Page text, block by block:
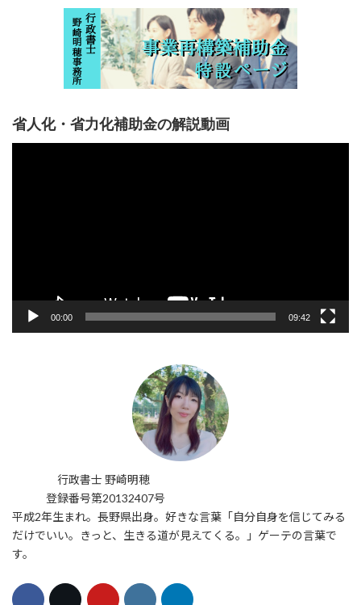
省人化・省力化補助金の解説動画
00:00 09:42
行政書士 野崎明穂
登録番号第20132407号
平成2年生まれ。長野県出身。好きな言葉「自分自身を信じてみる
だけでいい。きっと、生きる道が見えてくる。」ゲーテの言葉で
す。